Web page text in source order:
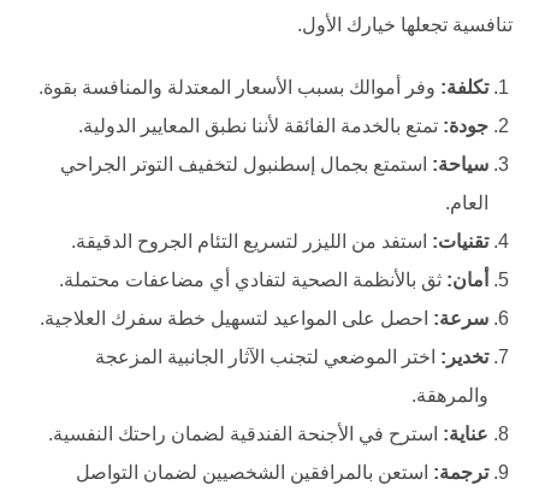
تنافسية تجعلها خيارك الأول.
تكلفة: وفر أموالك بسبب الأسعار المعتدلة والمنافسة بقوة.
جودة: تمتع بالخدمة الفائقة لأننا نطبق المعايير الدولية.
سياحة: استمتع بجمال إسطنبول لتخفيف التوتر الجراحي
العام.
تقنيات: استفد من الليزر لتسريع التئام الجروح الدقيقة.
أمان: ثق بالأنظمة الصحية لتفادي أي مضاعفات محتملة.
سرعة: احصل على المواعيد لتسهيل خطة سفرك العلاجية.
تخدير: اختر الموضعي لتجنب الآثار الجانبية المزعجة
والمرهقة.
عناية: استرح في الأجنحة الفندقية لضمان راحتك النفسية.
ترجمة: استعن بالمرافقين الشخصيين لضمان التواصل